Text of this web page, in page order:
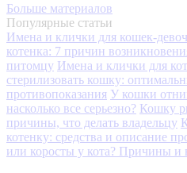
Больше материалов
Популярные статьи
Имена и клички для кошек-
котенка: 7 причин
питомцу Имена и клички для
стерилизовать кошку:
противопоказания У кошки
насколько все серьезно? Кошку
причины, что делать владельцу
котенку: средства и описание
или коросты у кота? Причины и